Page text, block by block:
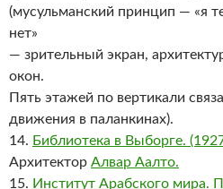
(мусульманский принцип — «я
нет»
— зрительный экран,
окон.
Пять этажей по вертикали
движения в паланкинах).
14. Библиотека в Выборге.
Архитектор Алвар Аалто.
15. Институт Арабского мира.